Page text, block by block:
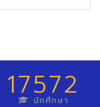
17572
นักศึกษา